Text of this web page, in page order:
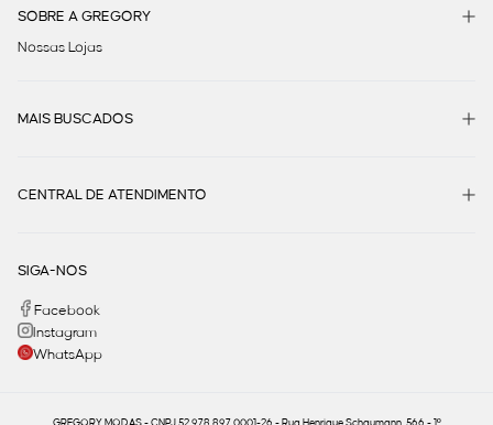
SOBRE A GREGORY
Nossas Lojas
MAIS BUSCADOS
CENTRAL DE ATENDIMENTO
SIGA-NOS
Facebook
Instagram
WhatsApp
GREGORY MODAS - CNPJ 52.978.897.0001-26 - Rua Henrique Schaumann, 566 - 1º